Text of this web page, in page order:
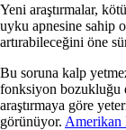
Yeni araştırmalar,
uyku apnesine sahip
artırabileceğini öne
Bu soruna kalp
fonksiyon bozukluğu
araştırmaya göre
görünüyor. Amerikan